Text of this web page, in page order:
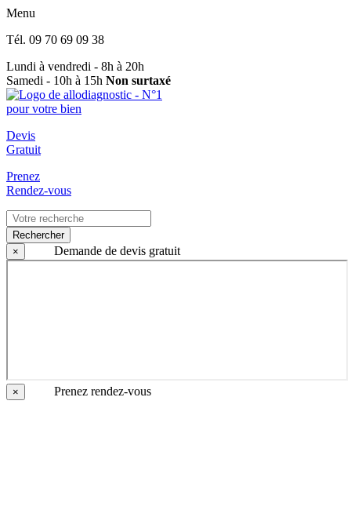
Menu
Tél. 09 70 69 09 38
Lundi à vendredi - 8h à 20h
Samedi - 10h à 15h Non surtaxé
Devis
Gratuit
Prenez
Rendez-vous
Rechercher
×
Demande de devis gratuit
× Prenez rendez-vous